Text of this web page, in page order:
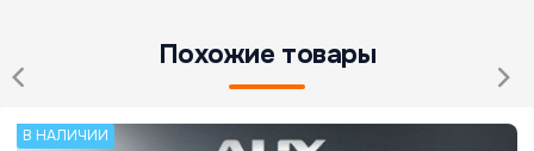
Похожие товары
В НАЛИЧИИ